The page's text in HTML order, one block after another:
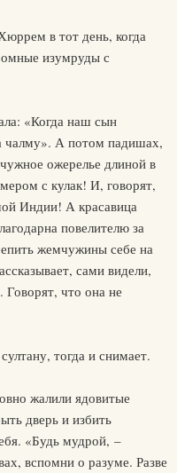
в тот день, когда
изумруды с
«Когда наш сын
чалму». А потом падишах,
ожерелье длиной в
с кулак! И, говорят,
Индии! А красавица
повелителю за
жемчужины себе на
сами видели,
Говорят, что она не
тогда и снимает.
жалили ядовитые
дверь и избить
«Будь мудрой, –
вспомни о разуме. Разве